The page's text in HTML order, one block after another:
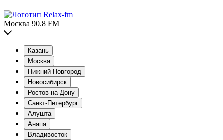
Москва 90.8 FM
Казань
Москва
Нижний Новгород
Новосибирск
Ростов-на-Дону
Санкт-Петербург
Алушта
Анапа
Владивосток